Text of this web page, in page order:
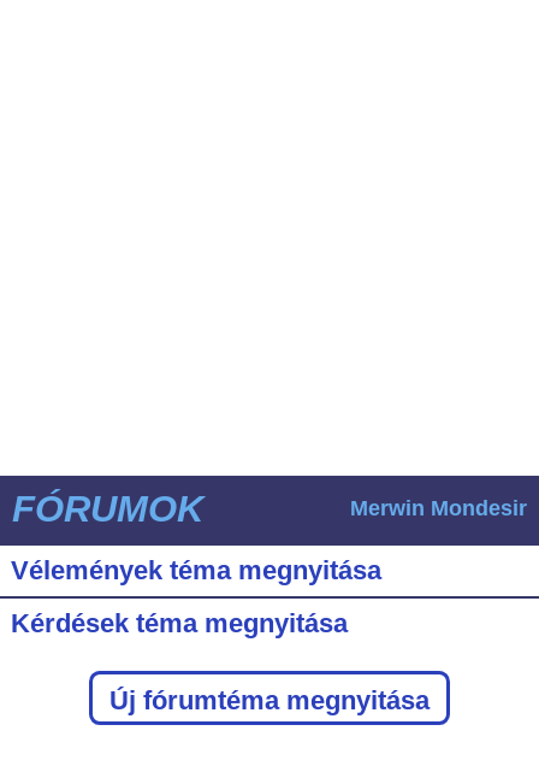
FÓRUMOK Merwin Mondesir
Vélemények téma megnyitása
Kérdések téma megnyitása
Új fórumtéma megnyitása